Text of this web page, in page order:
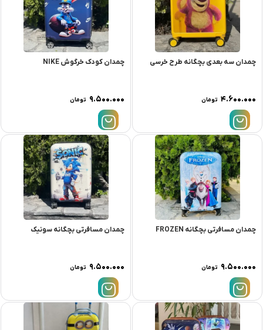
چمدان سه بعدی بچگانه طرح خرسی
۴.۶۰۰.۰۰۰ تومان
چمدان کودک خرگوش NIKE
۹.۵۰۰.۰۰۰ تومان
چمدان مسافرتی بچگانه FROZEN
۹.۵۰۰.۰۰۰ تومان
چمدان مسافرتی بچگانه سونیک
۹.۵۰۰.۰۰۰ تومان